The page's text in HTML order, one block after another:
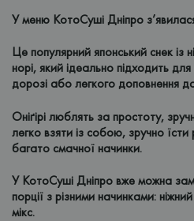
У меню КотоСуші Дніпро
Це популярний японський снек із
норі, який ідеально підходить
дорозі або легкого доповнення
Оніґірі люблять за простоту,
легко взяти із собою, зручно
багато смачної начинки.
У КотоСуші Дніпро вже можна
порції з різними начинками:
мікс.